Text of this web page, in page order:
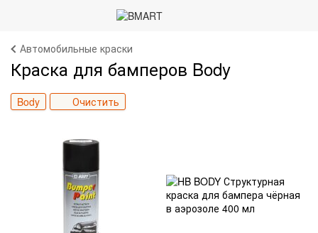
Автомобильные краски
Краска для бамперов Body
Body Очистить